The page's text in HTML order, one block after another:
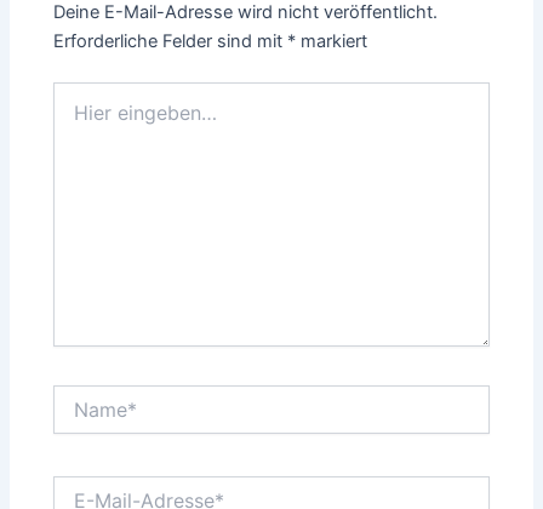
Deine E-Mail-Adresse wird nicht veröffentlicht.
Erforderliche Felder sind mit * markiert
eingeben…